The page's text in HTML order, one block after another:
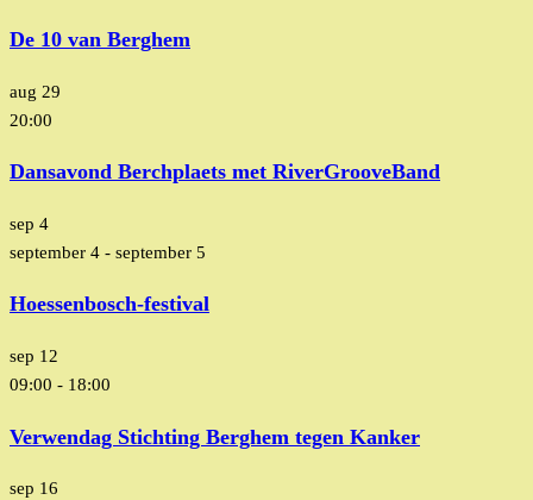
De 10 van Berghem
aug 29
20:00
Dansavond Berchplaets met RiverGrooveBand
sep 4
september 4 - september 5
Hoessenbosch-festival
sep 12
09:00 - 18:00
Verwendag Stichting Berghem tegen Kanker
sep 16